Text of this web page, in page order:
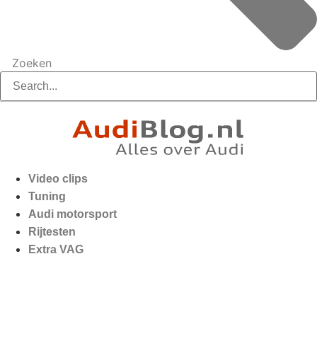
Zoeken
Video clips
Tuning
Audi motorsport
Rijtesten
Extra VAG